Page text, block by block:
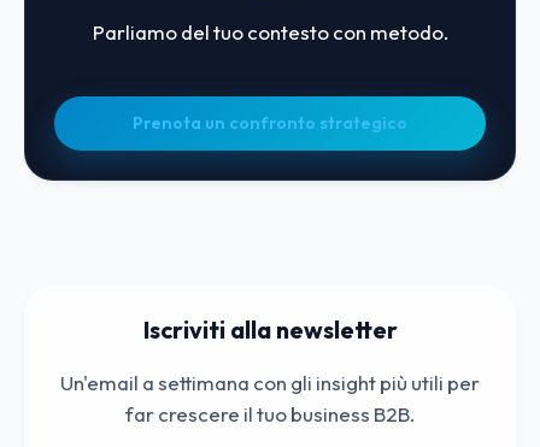
Parliamo del tuo contesto con metodo.
Prenota un confronto strategico
Iscriviti alla newsletter
Un'email a settimana con gli insight più utili per
far crescere il tuo business B2B.